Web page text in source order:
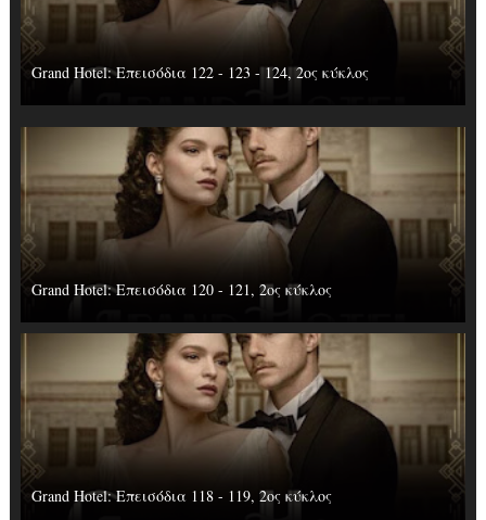
Grand Hotel: Επεισόδια 122 - 123 - 124, 2ος κύκλος
Grand Hotel: Επεισόδια 120 - 121, 2ος κύκλος
Grand Hotel: Επεισόδια 118 - 119, 2ος κύκλος